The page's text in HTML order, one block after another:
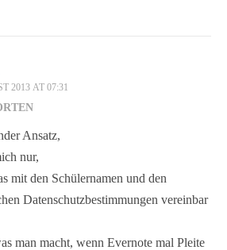
2013 AT 07:31
Ansatz,
nur,
mit den Schülernamen und den
Datenschutzbestimmungen vereinbar
man macht, wenn Evernote mal Pleite